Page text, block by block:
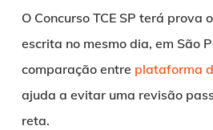
O Concurso TCE SP terá
escrita no mesmo dia, em São
comparação entre plataforma
ajuda a evitar uma revisão
reta.